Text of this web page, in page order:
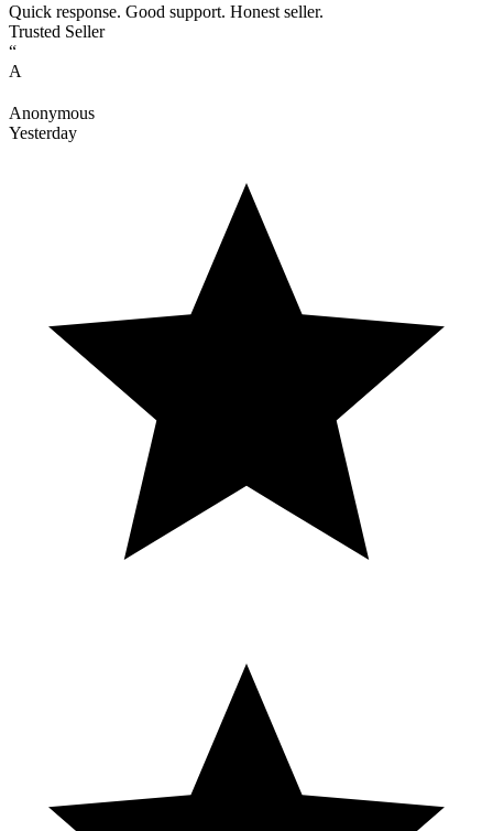
Quick response. Good support. Honest seller.
Trusted Seller
“
A
Anonymous
Yesterday